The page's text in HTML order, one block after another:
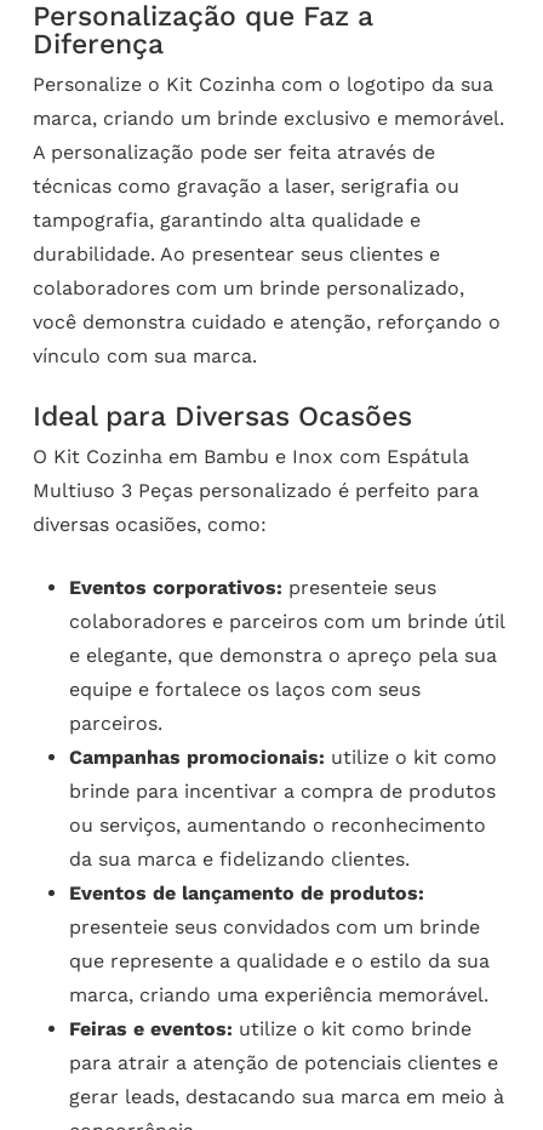
Personalização que Faz a
Diferença
Personalize o Kit Cozinha com o logotipo da sua
marca, criando um brinde exclusivo e memorável.
A personalização pode ser feita através de
técnicas como gravação a laser, serigrafia ou
tampografia, garantindo alta qualidade e
durabilidade. Ao presentear seus clientes e
colaboradores com um brinde personalizado,
você demonstra cuidado e atenção, reforçando o
vínculo com sua marca.
Ideal para Diversas Ocasões
O Kit Cozinha em Bambu e Inox com Espátula
Multiuso 3 Peças personalizado é perfeito para
diversas ocasiões, como:
Eventos corporativos: presenteie seus
colaboradores e parceiros com um brinde útil
e elegante, que demonstra o apreço pela sua
equipe e fortalece os laços com seus
parceiros.
Campanhas promocionais: utilize o kit como
brinde para incentivar a compra de produtos
ou serviços, aumentando o reconhecimento
da sua marca e fidelizando clientes.
Eventos de lançamento de produtos:
presenteie seus convidados com um brinde
que represente a qualidade e o estilo da sua
marca, criando uma experiência memorável.
Feiras e eventos: utilize o kit como brinde
para atrair a atenção de potenciais clientes e
gerar leads, destacando sua marca em meio à